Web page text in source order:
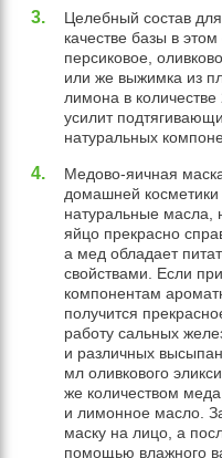
Целебный состав
качестве базы в
персиковое,
или же выжимка из
лимона в
усилит
натуральных
Медово-яичная
домашней косметики
натуральные масла,
яйцо прекрасно
а мед обладает
свойствами. Если
компонентам
получится
работу сальных
и различных
мл оливкового
же количеством
и лимонное масло.
маску на лицо, а
помощью влажного